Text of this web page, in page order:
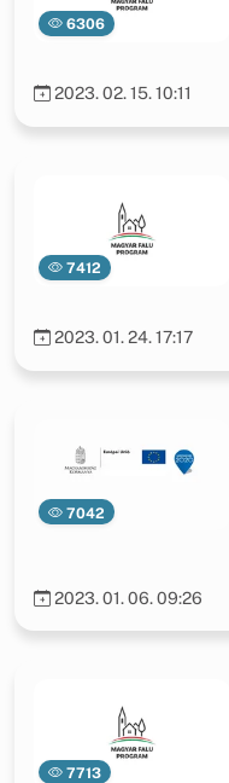
6306
2023. 02. 15. 10:11
7412
2023. 01. 24. 17:17
7042
2023. 01. 06. 09:26
7713